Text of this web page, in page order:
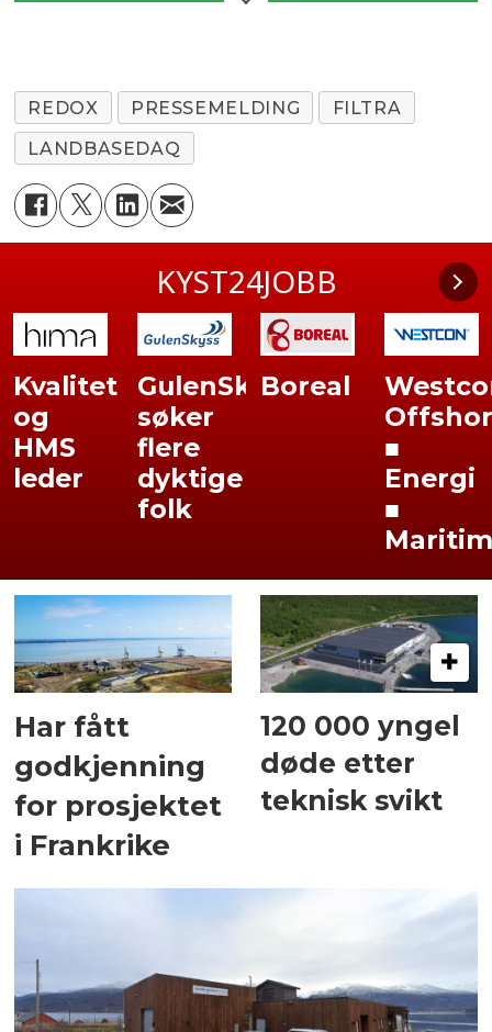
REDOX PRESSEMELDING
FILTRA
LANDBASEDAQ
KYST24JOBB
Kvalitet
og
HMS
leder
GulenSkyss
søker
flere
dyktige
folk
Boreal
■
Energi
■
Maritim
Har fått
godkjenning
for prosjektet
i Frankrike
120 000 yngel
døde etter
teknisk svikt